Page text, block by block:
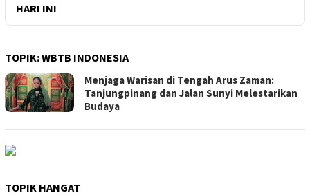
HARI INI
TOPIK:WBTB INDONESIA
Menjaga Warisan di Tengah Arus Zaman:
Tanjungpinang dan Jalan Sunyi Melestarikan
Budaya
TOPIK HANGAT